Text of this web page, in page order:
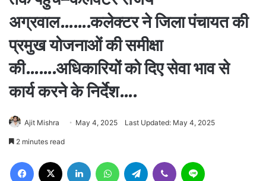
अग्रवाल…….कलेक्टर ने जिला पंचायत की
प्रमुख योजनाओं की समीक्षा
की…….अधिकारियों को दिए सेवा भाव से
कार्य करने के निर्देश….
Ajit Mishra May 4, 2025 Last Updated: May 4, 2025
2 minutes read
Facebook LinkedIn WhatsAppTelegram Viber